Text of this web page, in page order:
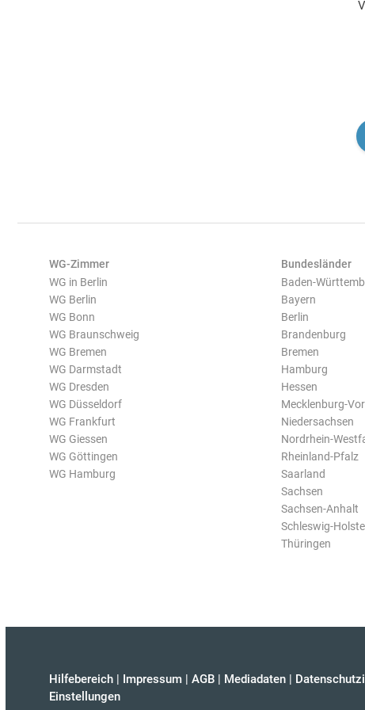
WG-Zimmer
WG in Berlin
WG Berlin
WG Bonn
WG Braunschweig
WG Bremen
WG Darmstadt
WG Dresden
WG Düsseldorf
WG Frankfurt
WG Giessen
WG Göttingen
WG Hamburg
Bundesländer
Baden-
Bayern
Berlin
Brandenburg
Bremen
Hamburg
Hessen
Mecklenburg-
Niedersachsen
Nordrhein-
Rheinland-Pfalz
Saarland
Sachsen
Sachsen-Anhalt
Schleswig-
Thüringen
Hilfebereich | Impressum | AGB | Mediadaten |
Einstellungen